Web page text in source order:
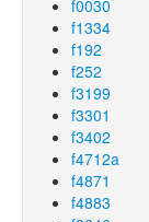
f0030
f1334
f192
f252
f3199
f3301
f3402
f4712a
f4871
f4883